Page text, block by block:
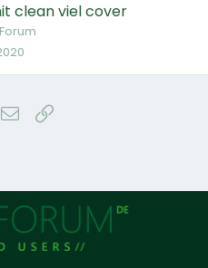
clean viel cover
E-Mail